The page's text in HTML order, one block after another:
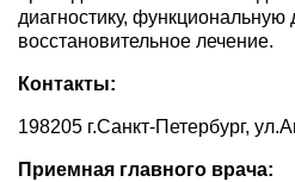
диагностику, функциональную
восстановительное лечение.
Контакты:
198205 г.Санкт-Петербург,
Приемная главного врача: